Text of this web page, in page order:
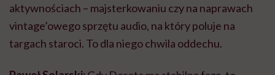
aktywnościach – majsterkowaniu czy na naprawach
vintage’owego sprzętu audio, na który poluje na
targach staroci. To dla niego chwila oddechu.